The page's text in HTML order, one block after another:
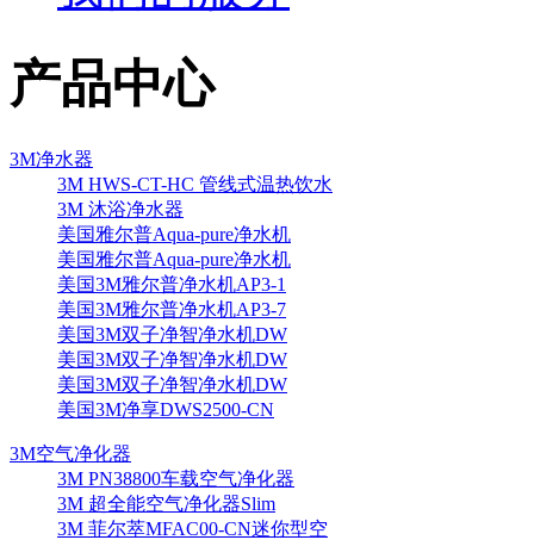
产品中心
3M净水器
3M HWS-CT-HC 管线式温热饮水
3M 沐浴净水器
美国雅尔普Aqua-pure净水机
美国雅尔普Aqua-pure净水机
美国3M雅尔普净水机AP3-1
美国3M雅尔普净水机AP3-7
美国3M双子净智净水机DW
美国3M双子净智净水机DW
美国3M双子净智净水机DW
美国3M净享DWS2500-CN
3M空气净化器
3M PN38800车载空气净化器
3M 超全能空气净化器Slim
3M 菲尔萃MFAC00-CN迷你型空